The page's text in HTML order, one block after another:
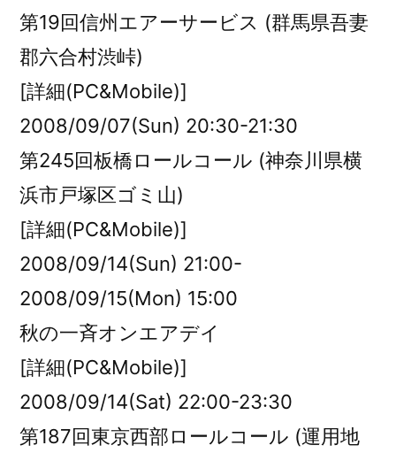
第19回信州エアーサービス (群馬県吾妻
郡六合村渋峠)
[詳細(PC&Mobile)]
2008/09/07(Sun) 20:30-21:30
第245回板橋ロールコール (神奈川県横
浜市戸塚区ゴミ山)
[詳細(PC&Mobile)]
2008/09/14(Sun) 21:00-
2008/09/15(Mon) 15:00
秋の一斉オンエアデイ
[詳細(PC&Mobile)]
2008/09/14(Sat) 22:00-23:30
第187回東京西部ロールコール (運用地